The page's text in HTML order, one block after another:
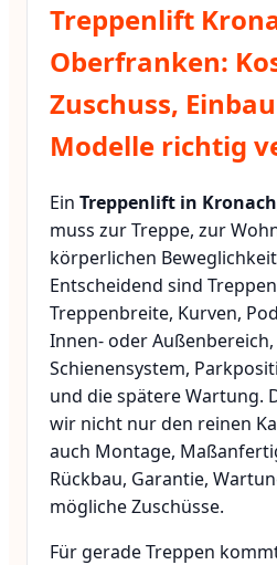
Treppenlift
Oberfranken:
Zuschuss,
Modelle richtig
Ein Treppenlift in
muss zur Treppe, zur
körperlichen
Entscheidend sind
Treppenbreite, Kurven,
Innen- oder
Schienensystem,
und die spätere Wartung.
wir nicht nur den reinen
auch Montage,
Rückbau, Garantie,
mögliche Zuschüsse.
Für gerade Treppen